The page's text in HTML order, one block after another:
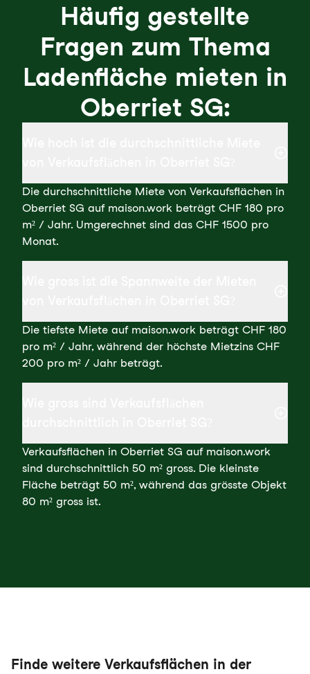
Häufig gestellte
Fragen zum Thema
Ladenfläche mieten in
Oberriet SG:
Die durchschnittliche Miete von Verkaufsflächen in
Oberriet SG auf maison.work beträgt CHF 180 pro
m² / Jahr. Umgerechnet sind das CHF 1500 pro
Monat.
Die tiefste Miete auf maison.work beträgt CHF 180
pro m² / Jahr, während der höchste Mietzins CHF
200 pro m² / Jahr beträgt.
Verkaufsflächen in Oberriet SG auf maison.work
sind durchschnittlich 50 m² gross. Die kleinste
Fläche beträgt 50 m², während das grösste Objekt
80 m² gross ist.
Finde weitere Verkaufsflächen in der